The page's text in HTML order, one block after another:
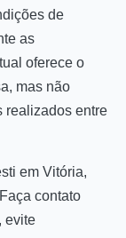
de
as
oferece o
mas não
realizados entre
em Vitória,
contato
evite